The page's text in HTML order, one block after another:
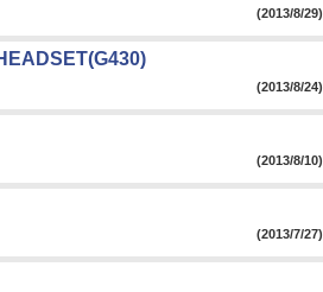
(2013/8/29)
(2013/8/24)
(2013/8/10)
(2013/7/27)